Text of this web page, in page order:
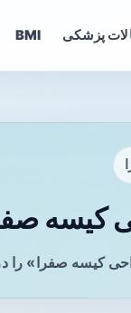
پزشکی BMI
کیسه صفرا» را